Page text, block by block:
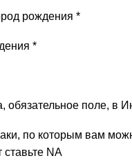
рождения *
*
обязательное поле, в
по которым вам
ставьте NA